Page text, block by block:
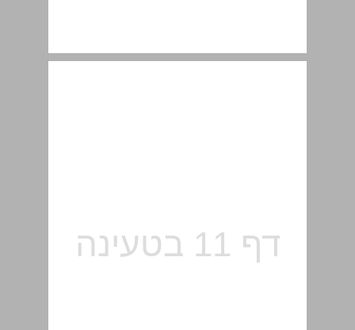
התאמה לתוכנית הלימודים ... 11